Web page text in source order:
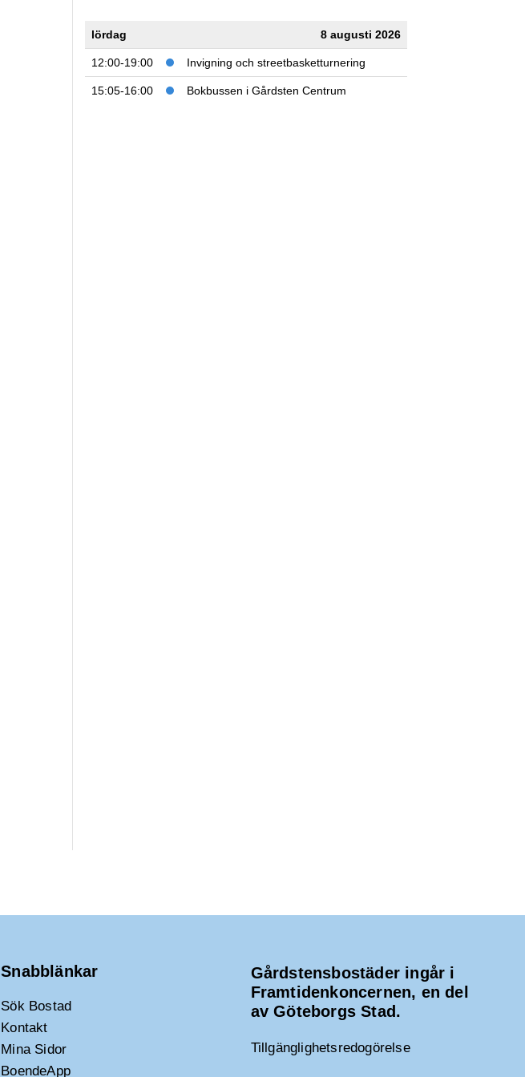
lördag 8 augusti 2026
12:00-19:00 Invigning och streetbasketturnering
15:05-16:00 Bokbussen i Gårdsten Centrum
Snabblänkar
Sök Bostad
Kontakt
Mina Sidor
BoendeApp
Gårdstensbostäder ingår i
Framtidenkoncernen, en del
av Göteborgs Stad.
Tillgänglighetsredogörelse